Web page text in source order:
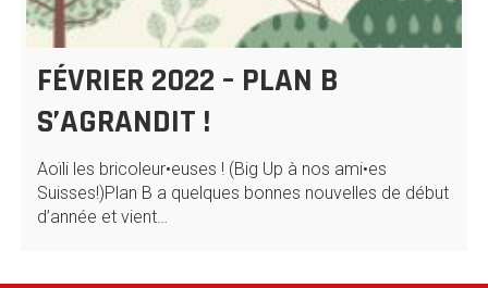
FÉVRIER 2022 – PLAN B
S’AGRANDIT !
Aoïli les bricoleur•euses ! (Big Up à nos ami•es
Suisses!)Plan B a quelques bonnes nouvelles de début
d’année et vient…